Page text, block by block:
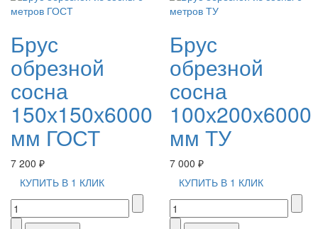
Брус
обрезной
сосна
150х150х6000
мм ГОСТ
7 200 ₽
КУПИТЬ В 1 КЛИК
Брус
обрезной
сосна
100х200х6000
мм ТУ
7 000 ₽
КУПИТЬ В 1 КЛИК